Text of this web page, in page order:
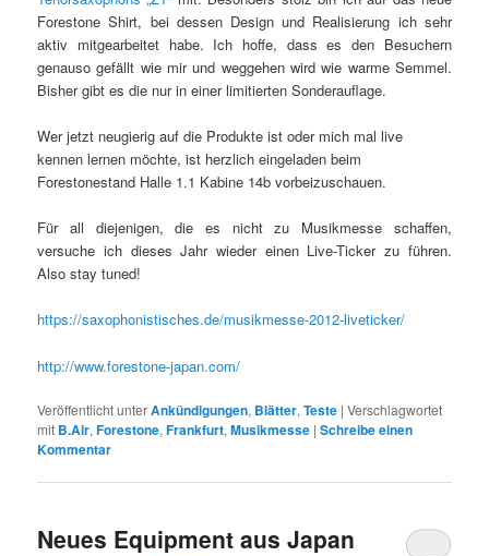
Forestone Shirt, bei dessen Design und Realisierung ich sehr
aktiv mitgearbeitet habe. Ich hoffe, dass es den Besuchern
genauso gefällt wie mir und weggehen wird wie warme Semmel.
Bisher gibt es die nur in einer limitierten Sonderauflage.
Wer jetzt neugierig auf die Produkte ist oder mich mal live
kennen lernen möchte, ist herzlich eingeladen beim
Forestonestand Halle 1.1 Kabine 14b vorbeizuschauen.
Für all diejenigen, die es nicht zu Musikmesse schaffen,
versuche ich dieses Jahr wieder einen Live-Ticker zu führen.
Also stay tuned!
https://saxophonistisches.de/musikmesse-2012-liveticker/
http://www.forestone-japan.com/
Veröffentlicht unterAnkündigungen, Blätter,Teste |Verschlagwortet
mit B.Air,Forestone,Frankfurt,Musikmesse |Schreibe einen
Kommentar
Neues Equipment aus Japan